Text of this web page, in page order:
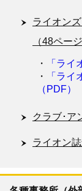
ライオン
（48ペー
・
「ライ
・
「ラ
（PDF）
クラブ･ア
ライオン